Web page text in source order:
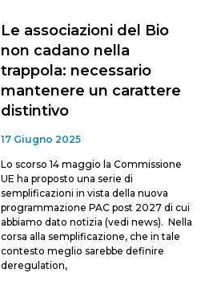
Le associazioni del Bio
non cadano nella
trappola: necessario
mantenere un carattere
distintivo
17 Giugno 2025
Lo scorso 14 maggio la Commissione
UE ha proposto una serie di
semplificazioni in vista della nuova
programmazione PAC post 2027 di cui
abbiamo dato notizia (vedi news). Nella
corsa alla semplificazione, che in tale
contesto meglio sarebbe definire
deregulation,